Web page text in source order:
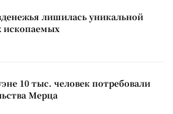
лишилась уникальной
ископаемых
10 тыс. человек потребовали
Мерца